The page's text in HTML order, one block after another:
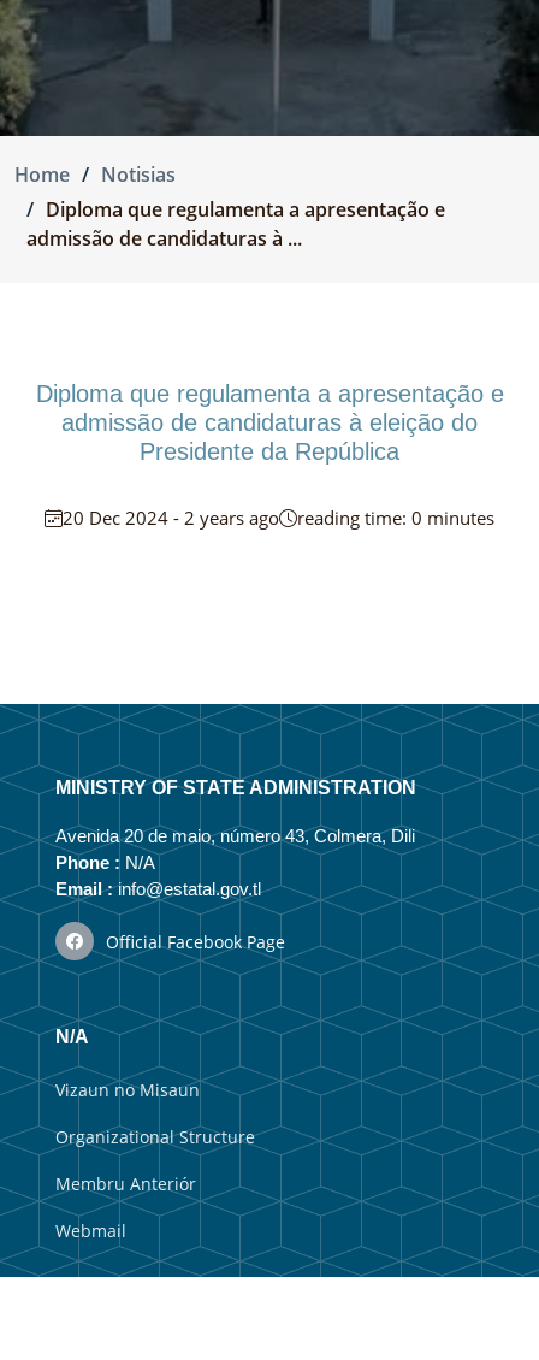
Home
Notisias
Diploma que regulamenta a apresentação e
admissão de candidaturas à ...
Diploma que regulamenta a apresentação e
admissão de candidaturas à eleição do
Presidente da República
20 Dec 2024 - 2 years ago reading time: 0 minutes
MINISTRY OF STATE ADMINISTRATION
Avenida 20 de maio, número 43, Colmera, Dili
Phone : N/A
Email :info@estatal.gov.tl
Official Facebook Page
N/A
Vizaun no Misaun
Organizational Structure
Membru Anteriór
Webmail